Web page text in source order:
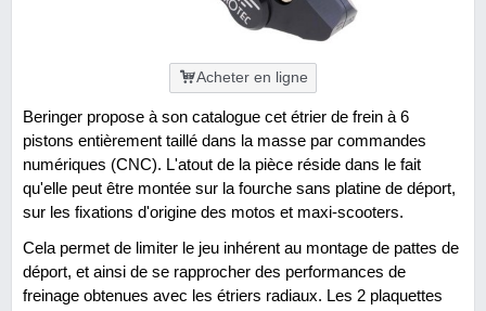
Acheter en ligne
Beringer propose à son catalogue cet étrier de frein à 6
pistons entièrement taillé dans la masse par commandes
numériques (CNC). L'atout de la pièce réside dans le fait
qu'elle peut être montée sur la fourche sans platine de déport,
sur les fixations d'origine des motos et maxi-scooters.
Cela permet de limiter le jeu inhérent au montage de pattes de
déport, et ainsi de se rapprocher des performances de
freinage obtenues avec les étriers radiaux. Les 2 plaquettes